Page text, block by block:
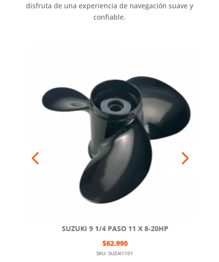
disfruta de una experiencia de navegación suave y
confiable.
SUZUKI 9 1/4 PASO 11 X 8-20HP
SKU: SUZAl1101